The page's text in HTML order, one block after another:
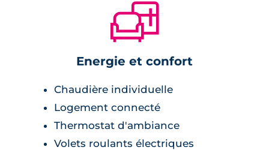
🛋
Energie et confort
Chaudière individuelle
Logement connecté
Thermostat d'ambiance
Volets roulants électriques